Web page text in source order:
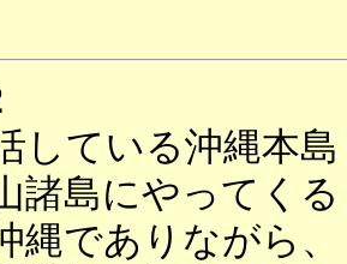
している沖縄本島
諸島にやってくる
縄でありながら、